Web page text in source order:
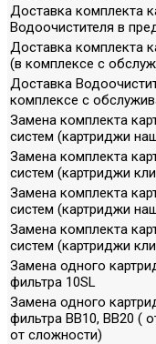
Доставка комплекта
Водоочистителя в
Доставка комплекта
(в комплексе с
Доставка
комплексе с
Замена комплекта
систем (картриджи
Замена комплекта
систем (картриджи
Замена комплекта
систем (картриджи
Замена комплекта
систем (картриджи
Замена одного
фильтра 10SL
Замена одного
фильтра ВВ10, ВВ20 (
от сложности)